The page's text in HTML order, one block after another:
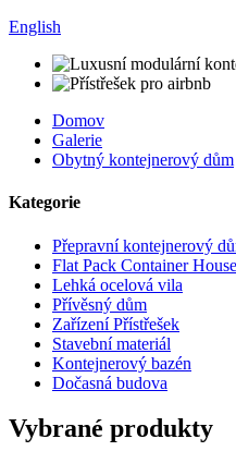
English
Domov
Galerie
Obytný kontejnerový dům
Kategorie
Přepravní kontejnerový
Flat Pack Container House
Lehká ocelová vila
Přívěsný dům
Zařízení Přístřešek
Stavební materiál
Kontejnerový bazén
Dočasná budova
Vybrané produkty